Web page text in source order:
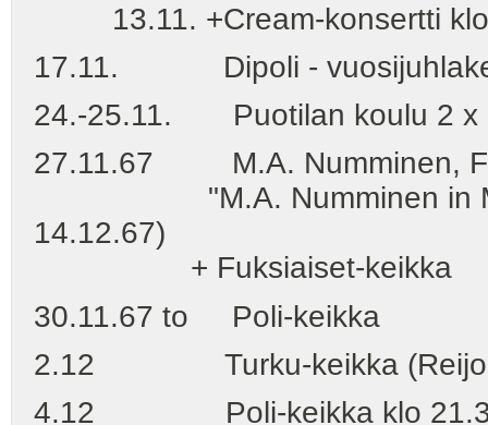
13.11. +Cream-konsertti
17.11. Dipoli -
24.-25.11. Puotilan koulu 2 x
27.11.67 M.A. Numminen,
"M.A. Numminen in
14.12.67)
+ Fuksiaiset-keikka
30.11.67 to Poli-keikka
2.12 Turku-keikka (Reijo
4.12 Poli-keikka klo